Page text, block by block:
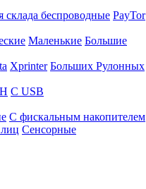
склада беспроводные PayTor
Маленькие Большие
Xprinter Больших Рулонных
С USB
С фискальным накопителем
Сенсорные